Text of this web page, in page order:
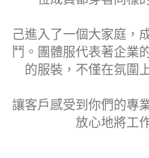
己進入了一個大家庭，
鬥。團體服代表著企業
的服裝，不僅在氛圍
讓客戶感受到你們的專
放心地將工